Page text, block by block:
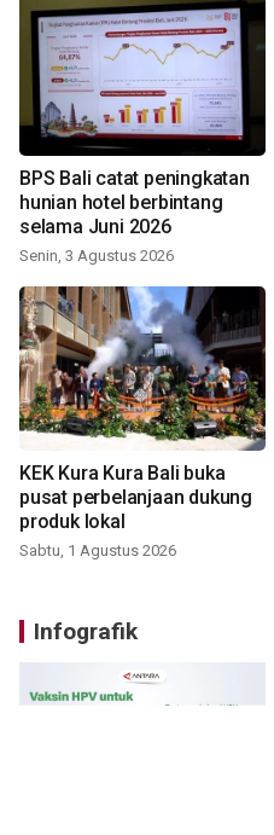
BPS Bali catat peningkatan
hunian hotel berbintang
selama Juni 2026
Senin, 3 Agustus 2026
KEK Kura Kura Bali buka
pusat perbelanjaan dukung
produk lokal
Sabtu, 1 Agustus 2026
Infografik